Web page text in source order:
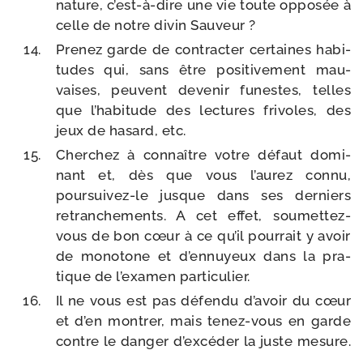
nature, c’est-​à-​dire une vie toute oppo­sée à
celle de notre divin Sauveur ?
Prenez garde de contrac­ter cer­taines habi­
tudes qui, sans être posi­ti­ve­ment mau­
vaises, peuvent deve­nir funestes, telles
que l’ha­bi­tude des lec­tures fri­voles, des
jeux de hasard, etc.
Cherchez à connaître votre défaut domi­
nant et, dès que vous l’au­rez connu,
poursuivez-​le jusque dans ses der­niers
retran­che­ments. A cet effet, soumettez-​
vous de bon cœur à ce qu’il pour­rait y avoir
de mono­tone et d’en­nuyeux dans la pra­
tique de l’exa­men particulier.
Il ne vous est pas défen­du d’a­voir du cœur
et d’en mon­trer, mais tenez-​vous en garde
contre le dan­ger d’ex­cé­der la juste mesure.